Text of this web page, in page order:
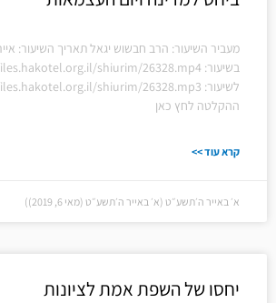
מעביר השיעור: הרב חבשוש יגאל תאריך השיעור:
ההקלטה לחץ כאן
קרא עוד >>
א׳ באייר ה׳תשע״ט (א׳ באייר ה׳תשע״ט (מאי 6, 2019))
יחסו של השפת אמת לציונות